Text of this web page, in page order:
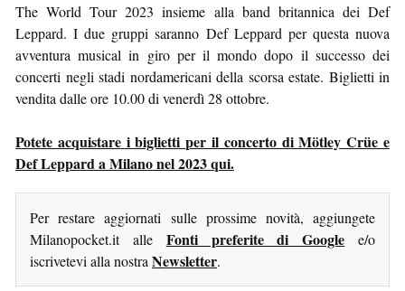
The World Tour 2023 insieme alla band britannica dei Def
Leppard. I due gruppi saranno Def Leppard per questa nuova
avventura musical in giro per il mondo dopo il successo dei
concerti negli stadi nordamericani della scorsa estate. Biglietti in
vendita dalle ore 10.00 di venerdì 28 ottobre.
Potete acquistare i biglietti per il concerto di Mötley Crüe e
Def Leppard a Milano nel 2023 qui.
Per restare aggiornati sulle prossime novità, aggiungete
Milanopocket.it alle Fonti preferite di Google e/o
iscrivetevi alla nostra Newsletter.